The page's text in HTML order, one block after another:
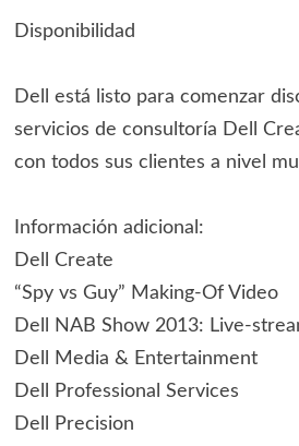
Disponibilidad
Dell está listo para comenzar
servicios de consultoría Dell
con todos sus clientes a nivel
Información adicional:
Dell Create
“Spy vs Guy” Making-Of Video
Dell NAB Show 2013: Live-
Dell Media & Entertainment
Dell Professional Services
Dell Precision